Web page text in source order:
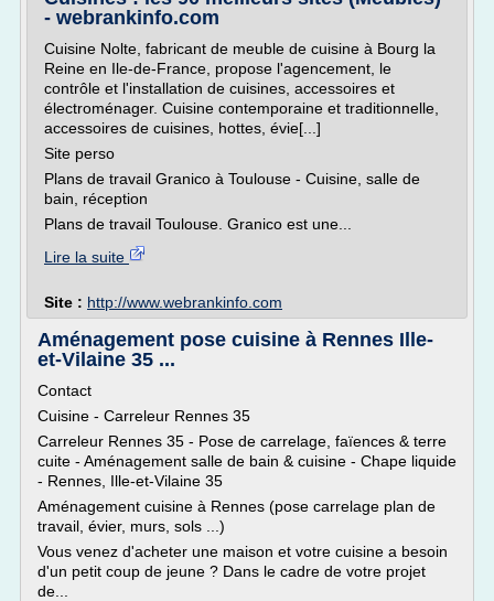
- webrankinfo.com
Cuisine Nolte, fabricant de meuble de cuisine à Bourg la
Reine en Ile-de-France, propose l'agencement, le
contrôle et l'installation de cuisines, accessoires et
électroménager. Cuisine contemporaine et traditionnelle,
accessoires de cuisines, hottes, évie[...]
Site perso
Plans de travail Granico à Toulouse - Cuisine, salle de
bain, réception
Plans de travail Toulouse. Granico est une...
Lire la suite
Site : http://www.webrankinfo.com
Aménagement pose cuisine à Rennes Ille-
et-Vilaine 35 ...
Contact
Cuisine - Carreleur Rennes 35
Carreleur Rennes 35 - Pose de carrelage, faïences & terre
cuite - Aménagement salle de bain & cuisine - Chape liquide
- Rennes, Ille-et-Vilaine 35
Aménagement cuisine à Rennes (pose carrelage plan de
travail, évier, murs, sols ...)
Vous venez d'acheter une maison et votre cuisine a besoin
d'un petit coup de jeune ? Dans le cadre de votre projet
de...